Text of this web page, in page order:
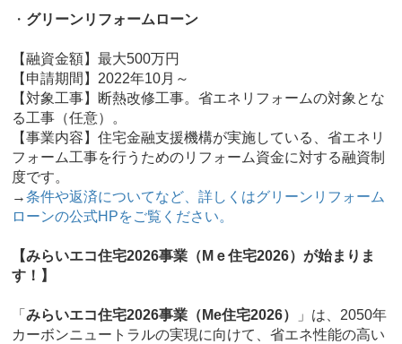
・ グリーンリフォームローン
【融資金額】最大500万円
【申請期間】2022年10月～
【対象工事】断熱改修工事。省エネリフォームの対象とな
る工事（任意）。
【事業内容】住宅金融支援機構が実施している、省エネリ
フォーム工事を行うためのリフォーム資金に対する融資制
度です。
→条件や返済についてなど、詳しくはグリーンリフォーム
ローンの公式HPをご覧ください。
【みらいエコ住宅2026事業（Мｅ住宅2026）が始まりま
す！】
「みらいエコ住宅2026事業（Me住宅2026）
」は、2050年
カーボンニュートラルの実現に向けて、省エネ性能の高い